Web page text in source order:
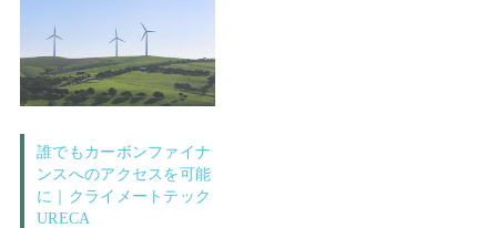
誰でもカーボンファイナ
ンスへのアクセスを可能
に｜クライメートテック
URECA